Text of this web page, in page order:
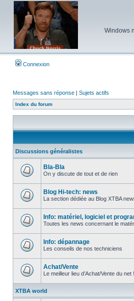
Windows
Connexion
Messages sans réponse | Sujets actifs
Index du forum
Discussions généralistes
message
non
Bla-Bla
On y discute de tout et de rien
message
non
Blog Hi-tech: news
La section dédiée au Blog XTBA
message
non
Info: matériel, logiciel et
Toutes les news concernant le
message
non
Info: dépannage
Les conseils de nos techniciens
message
non
lu
Achat/Vente
Le meilleur lieu d’Achat/Vente du net !
XTBA world